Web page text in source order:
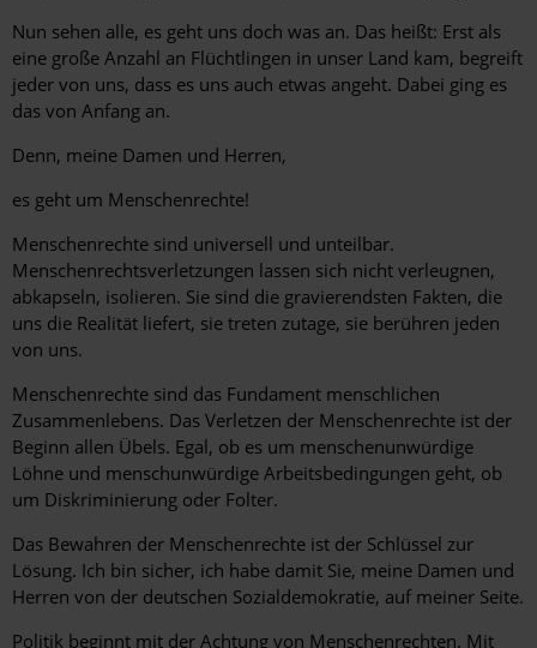
Nun sehen alle, es geht uns doch was an. Das heißt: Erst als
eine große Anzahl an Flüchtlingen in unser Land kam, begreift
jeder von uns, dass es uns auch etwas angeht. Dabei ging es
das von Anfang an.
Denn, meine Damen und Herren,
es geht um Menschenrechte!
Menschenrechte sind universell und unteilbar.
Menschenrechtsverletzungen lassen sich nicht verleugnen,
abkapseln, isolieren. Sie sind die gravierendsten Fakten, die
uns die Realität liefert, sie treten zutage, sie berühren jeden
von uns.
Menschenrechte sind das Fundament menschlichen
Zusammenlebens. Das Verletzen der Menschenrechte ist der
Beginn allen Übels. Egal, ob es um menschenunwürdige
Löhne und menschunwürdige Arbeitsbedingungen geht, ob
um Diskriminierung oder Folter.
Das Bewahren der Menschenrechte ist der Schlüssel zur
Lösung. Ich bin sicher, ich habe damit Sie, meine Damen und
Herren von der deutschen Sozialdemokratie, auf meiner Seite.
Politik beginnt mit der Achtung von Menschenrechten. Mit